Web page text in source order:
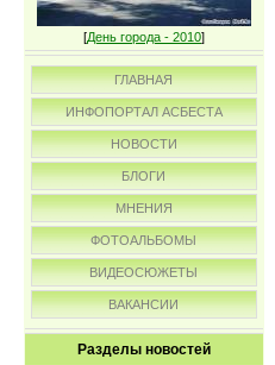
[День города - 2010]
ГЛАВНАЯ
ИНФОПОРТАЛ АСБЕСТА
НОВОСТИ
БЛОГИ
МНЕНИЯ
ФОТОАЛЬБОМЫ
ВИДЕОСЮЖЕТЫ
ВАКАНСИИ
Разделы новостей